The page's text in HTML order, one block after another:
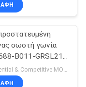
σωστή γωνία
B011-GRSL21
RJ45 Jack